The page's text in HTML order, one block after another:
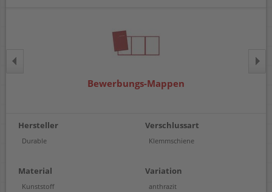
Bewerbungs-Mappen
Hersteller
Durable
Verschlussart
Klemmschiene
Material
Kunststoff
Variation
anthrazit